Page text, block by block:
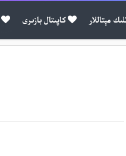
مېتاللار كاپىتال بازىرى